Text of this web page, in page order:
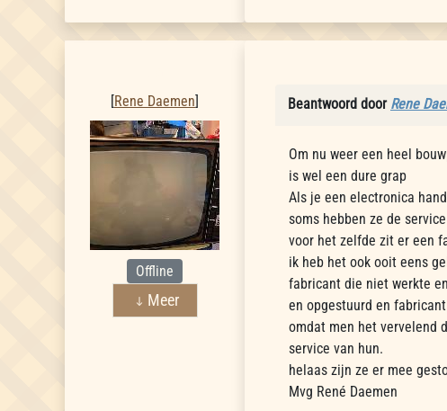
[Rene Daemen]
Offline
Meer
Beantwoord door Rene
Om nu weer een heel
is wel een dure grap
Als je een electronica
soms hebben ze de
voor het zelfde zit er een
ik heb het ook ooit eens
fabricant die niet werkte
en opgestuurd en
omdat men het vervelend
service van hun.
helaas zijn ze er mee
Mvg René Daemen